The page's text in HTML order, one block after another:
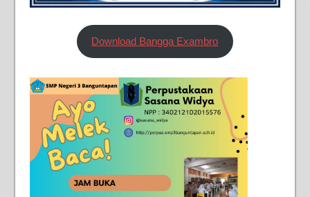
Download Bangga Exambro